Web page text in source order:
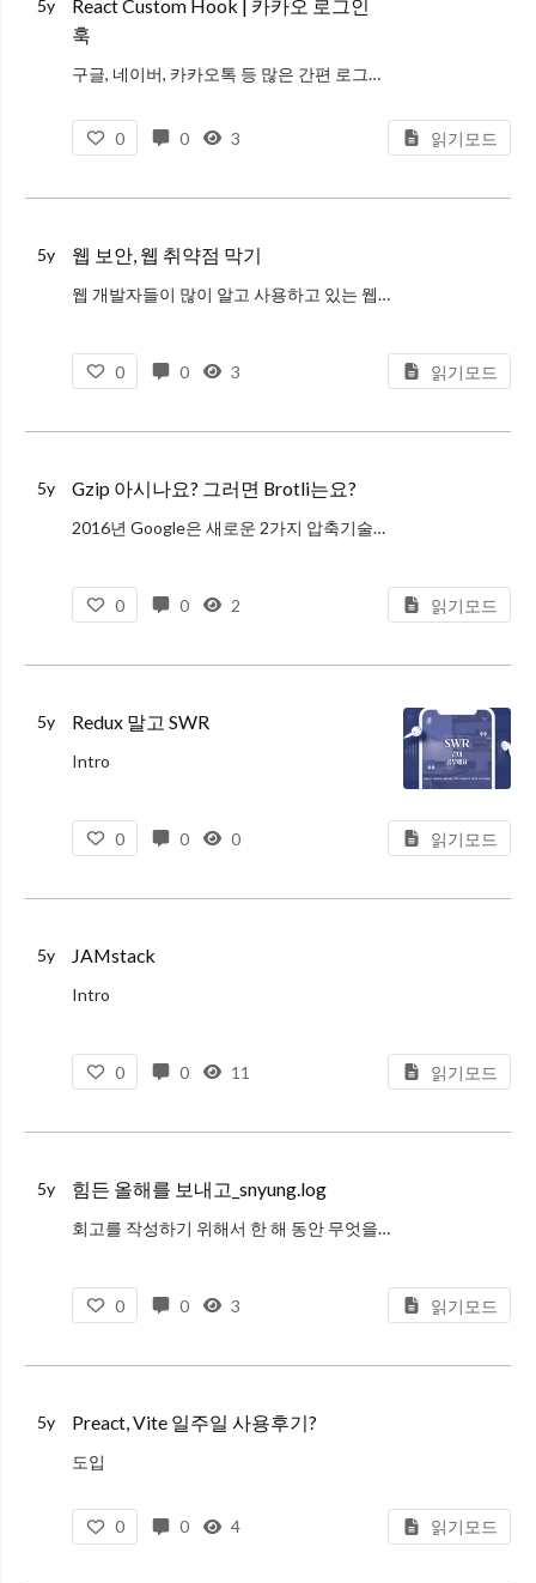
5y
React Custom Hook | 카카오 로그인
훅
구글, 네이버, 카카오톡 등 많은 간편 로그인들이 있다. 개인적으로는 구글 간편 로그인을 많이 사용하지만, 서비스마다 연령층이 다르게 되어 사용되는 간편 로그인도 그것에 맞게 사용해야 한다.
0
0 3 읽기모드
5y 웹 보안, 웹 취약점 막기
웹 개발자들이 많이 알고 사용하고 있는 웹 페이지 사이트로 테스트를 진행해보고 보안 관련한 이슈를 해결해보자.
성능 0 0 3 읽기모드
5y Gzip 아시나요? 그러면 Brotli는요?
2016년 Google은 새로운 2가지 압축기술을 공개했다.
오늘의 메인이 되는 주제는 Brotli이지만 그 전에 Zopfli에 대해서도 알아보면 좋겠다는 생각에 정리하였다.
Zopfli
기술이
0 0 2 읽기모드
5y Redux 말고 SWR
Intro
0 0 0 읽기모드
5y JAMstack
Intro
공식 사이트에서는 아래와 같이 정의하고 있다.
Jamstack is an
0 0 11 읽기모드
5y 힘든 올해를 보내고_snyung.log
회고를 작성하기 위해서 한 해 동안 무엇을 했나 작성하고, 작년에 작성한 회고를 보니 올해도 내가 무엇을 하고 무엇을 느꼈나가 아닌 단순한 성과를 나열하고 좋은 모습만 보이려는 게 많이 보였다.
0 0 3 읽기모드
5y Preact, Vite 일주일 사용후기?
도입
평소 회사에서는 Vue만 사용해서 프로젝트를 진행하였으나, 개인 프로젝트로는 React로만 했던 경험을 살려 새로운 프로젝트는 React와
0 0 4 읽기모드